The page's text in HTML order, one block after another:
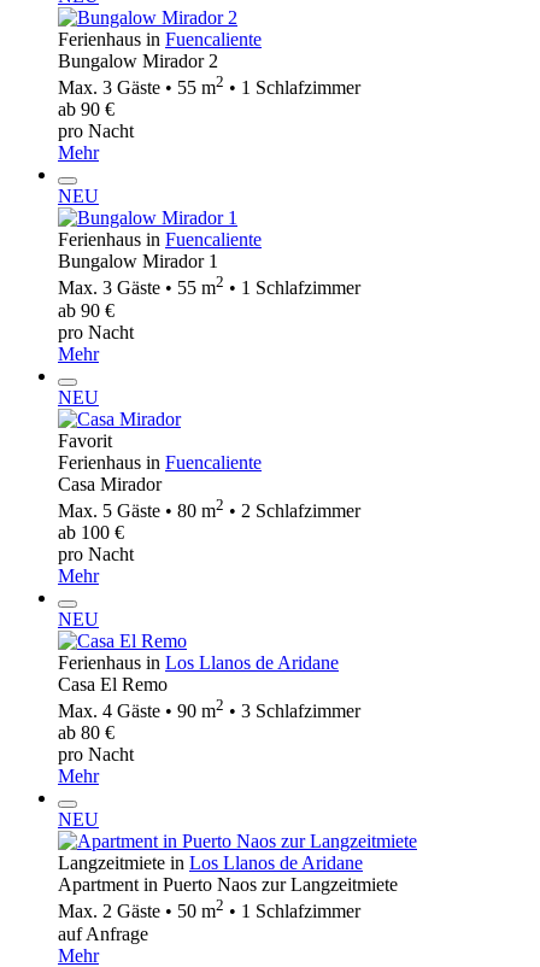
Ferienhaus in Fuencaliente
Bungalow Mirador 2
Max. 3 Gäste • 55 m2 • 1 Schlafzimmer
ab 90 €
pro Nacht
Mehr
NEU
Ferienhaus in Fuencaliente
Bungalow Mirador 1
Max. 3 Gäste • 55 m2 • 1 Schlafzimmer
ab 90 €
pro Nacht
Mehr
NEU
Favorit
Ferienhaus in Fuencaliente
Casa Mirador
Max. 5 Gäste • 80 m2 • 2 Schlafzimmer
ab 100 €
pro Nacht
Mehr
NEU
Ferienhaus in Los Llanos de Aridane
Casa El Remo
Max. 4 Gäste • 90 m2 • 3 Schlafzimmer
ab 80 €
pro Nacht
Mehr
NEU
Langzeitmiete in Los Llanos de Aridane
Apartment in Puerto Naos zur Langzeitmiete
Max. 2 Gäste • 50 m2 • 1 Schlafzimmer
auf Anfrage
Mehr